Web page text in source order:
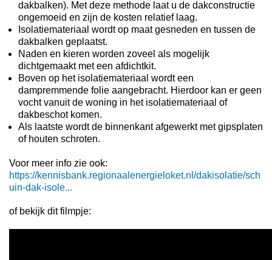
dakbalken). Met deze methode laat u de dakconstructie
ongemoeid en zijn de kosten relatief laag.
Isolatiemateriaal wordt op maat gesneden en tussen de
dakbalken geplaatst.
Naden en kieren worden zoveel als mogelijk
dichtgemaakt met een afdichtkit.
Boven op het isolatiemateriaal wordt een
dampremmende folie aangebracht. Hierdoor kan er geen
vocht vanuit de woning in het isolatiemateriaal of
dakbeschot komen.
Als laatste wordt de binnenkant afgewerkt met gipsplaten
of houten schroten.
Voor meer info zie ook:
https://kennisbank.regionaalenergieloket.nl/dakisolatie/sch
uin-dak-isole...
of bekijk dit filmpje: